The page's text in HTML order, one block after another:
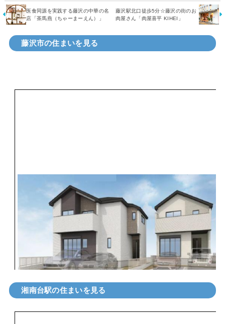
医食同源を実践する藤沢の中華の名
店「茶馬燕（ちゃーまーえん）」
藤沢駅北口徒歩5分☆藤沢の街のお
肉屋さん「肉屋喜平 KIHEI」
藤沢市の住まいを見る
湘南台駅の住まいを見る